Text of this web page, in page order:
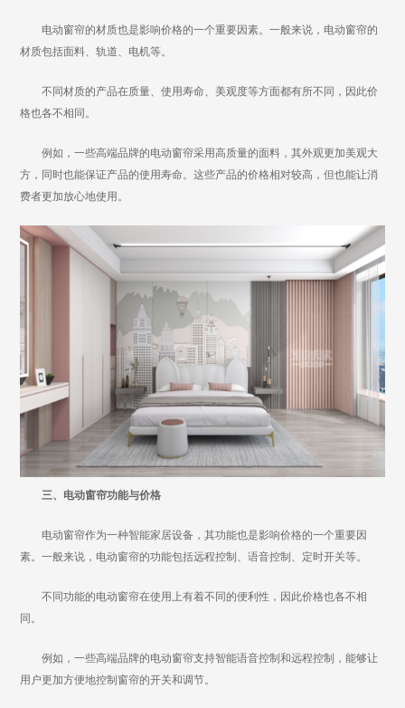
电动窗帘的材质也是影响价格的一个重要因素。一般来说，电动窗帘的
材质包括面料、轨道、电机等。
不同材质的产品在质量、使用寿命、美观度等方面都有所不同，因此价
格也各不相同。
例如，一些高端品牌的电动窗帘采用高质量的面料，其外观更加美观大
方，同时也能保证产品的使用寿命。这些产品的价格相对较高，但也能让消
费者更加放心地使用。
三、电动窗帘功能与价格
电动窗帘作为一种智能家居设备，其功能也是影响价格的一个重要因
素。一般来说，电动窗帘的功能包括远程控制、语音控制、定时开关等。
不同功能的电动窗帘在使用上有着不同的便利性，因此价格也各不相
同。
例如，一些高端品牌的电动窗帘支持智能语音控制和远程控制，能够让
用户更加方便地控制窗帘的开关和调节。